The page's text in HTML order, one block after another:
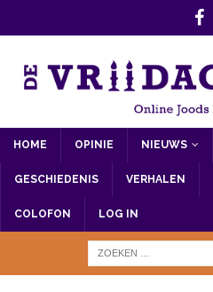
HOME OPINIE NIEUWS
GESCHIEDENIS VERHALEN
COLOFON LOG IN